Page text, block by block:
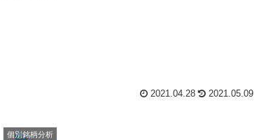
2021.04.28 2021.05.09
個別銘柄分析